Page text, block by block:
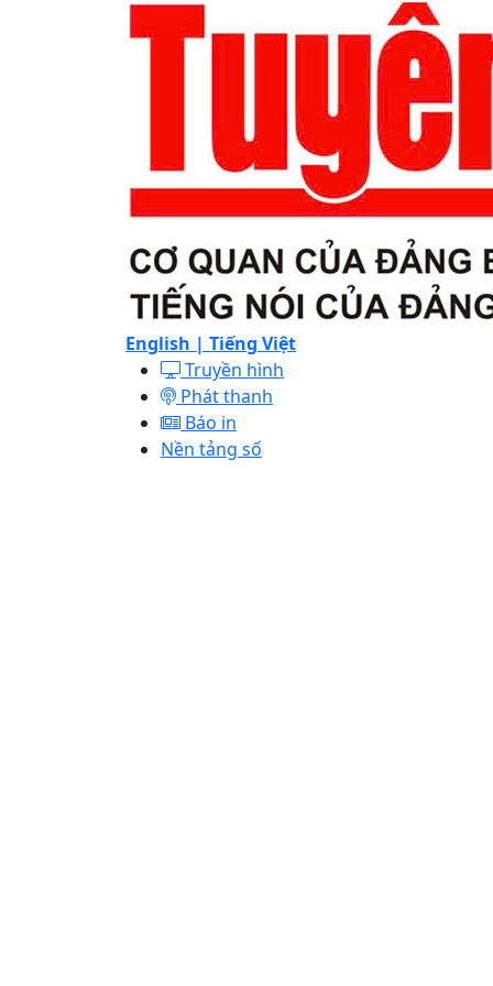
English | Tiếng Việt
Truyền hình
Phát thanh
Báo in
Nền tảng số